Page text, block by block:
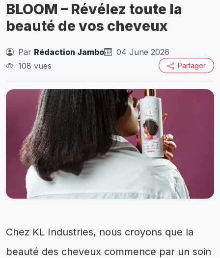
BLOOM – Révélez toute la
beauté de vos cheveux
Par Rédaction Jambo
04 June 2026
108 vues
Partager
Chez KL Industries, nous croyons que la
beauté des cheveux commence par un soin